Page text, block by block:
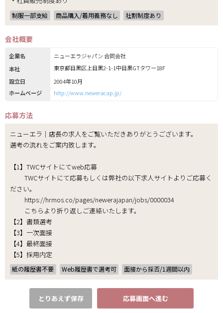
制服一部支給 商品購入/着用義務なし 社割制度あり
会社概要
企業名
ニューエラジャパン 合同会社
本社
東京都目黒区上目黒2-1-1中目黒GTタワー18F
設立日
2004年10月
ホームページ
http://www.neweracap.jp/
応募方法
ニューエラ｜店長の求人をご覧いただきありがとうございます。
選考の流れをご案内致します。
【1】TWCサイトにてweb応募
TWCサイトにて応募もしくは弊社の以下求人サイトよりご応募く
ださい。
https://hrmos.co/pages/newerajapan/jobs/0000034
こちらより折り返しご連絡いたします。
【2】書類選考
【3】一次面接
【4】最終面接
【5】採用内定
紙の履歴書不要 Web履歴書で選考可 面接から採否/1週間以内
とりあえず保存 応募画面へ進む